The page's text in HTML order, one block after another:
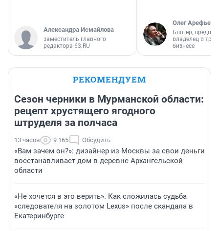
Александра Исмайлова
заместитель главного
редактора 63.RU
Олег Арефьев
Блогер,
владелец в
бизнесе
РЕКОМЕНДУЕМ
Сезон черники в Мурманской области:
рецепт хрустящего ягодного
штруделя за полчаса
13 часов 9 165 Обсудить
«Вам зачем он?»: дизайнер из Москвы за свои деньги
восстанавливает дом в деревне Архангельской
области
«Не хочется в это верить». Как сложилась судьба
«следователя на золотом Lexus» после скандала в
Екатеринбурге